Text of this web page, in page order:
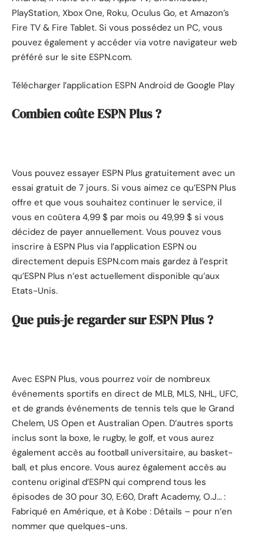
PlayStation, Xbox One, Roku, Oculus Go, et Amazon’s
Fire TV & Fire Tablet. Si vous possédez un PC, vous
pouvez également y accéder via votre navigateur web
préféré sur le site ESPN.com.
Télécharger l’application ESPN Android de Google Play
Combien coûte ESPN Plus ?
Vous pouvez essayer ESPN Plus gratuitement avec un
essai gratuit de 7 jours. Si vous aimez ce qu’ESPN Plus
offre et que vous souhaitez continuer le service, il
vous en coûtera 4,99 $ par mois ou 49,99 $ si vous
décidez de payer annuellement. Vous pouvez vous
inscrire à ESPN Plus via l’application ESPN ou
directement depuis ESPN.com mais gardez à l’esprit
qu’ESPN Plus n’est actuellement disponible qu’aux
Etats-Unis.
Que puis-je regarder sur ESPN Plus ?
Avec ESPN Plus, vous pourrez voir de nombreux
événements sportifs en direct de MLB, MLS, NHL, UFC,
et de grands événements de tennis tels que le Grand
Chelem, US Open et Australian Open. D’autres sports
inclus sont la boxe, le rugby, le golf, et vous aurez
également accès au football universitaire, au basket-
ball, et plus encore. Vous aurez également accès au
contenu original d’ESPN qui comprend tous les
épisodes de 30 pour 30, E:60, Draft Academy, O.J… :
Fabriqué en Amérique, et à Kobe : Détails – pour n’en
nommer que quelques-uns.